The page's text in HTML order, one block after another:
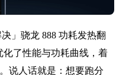
」骁龙 888 功耗发热翻
化了性能与功耗曲线，着
说人话就是：想要跑分